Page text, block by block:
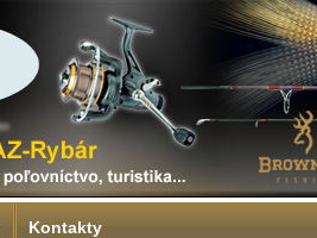
Kontakty